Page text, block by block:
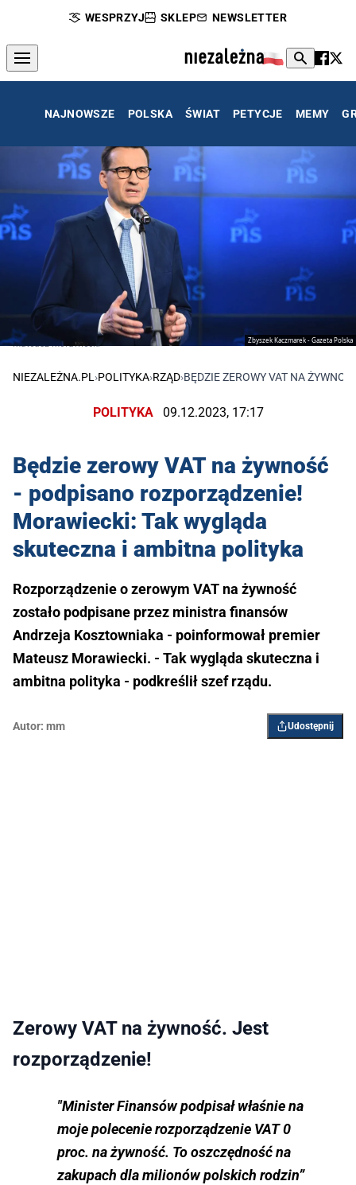
WESPRZYJ SKLEP NEWSLETTER
NAJNOWSZE POLSKA ŚWIAT PETYCJE MEMY
Zbyszek Kaczmarek - Gazeta Polska
Mateusz Morawiecki
NIEZALEŻNA.PL ›POLITYKA›RZĄD›BĘDZIE ZEROWY VAT NA
POLITYKA 09.12.2023, 17:17
Będzie zerowy VAT na żywność
- podpisano rozporządzenie!
Morawiecki: Tak wygląda
skuteczna i ambitna polityka
Rozporządzenie o zerowym VAT na żywność
zostało podpisane przez ministra finansów
Andrzeja Kosztowniaka - poinformował premier
Mateusz Morawiecki. - Tak wygląda skuteczna i
ambitna polityka - podkreślił szef rządu.
Autor: mm Udostępnij
Zerowy VAT na żywność. Jest
rozporządzenie!
"Minister Finansów podpisał właśnie na
moje polecenie rozporządzenie VAT 0
proc. na żywność. To oszczędność na
zakupach dla milionów polskich rodzin”